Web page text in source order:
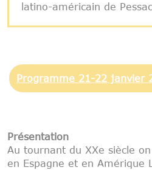
latino-américain de
Programme 21-22 janvier
Présentation
Au tournant du XXe siècle
en Espagne et en Amérique